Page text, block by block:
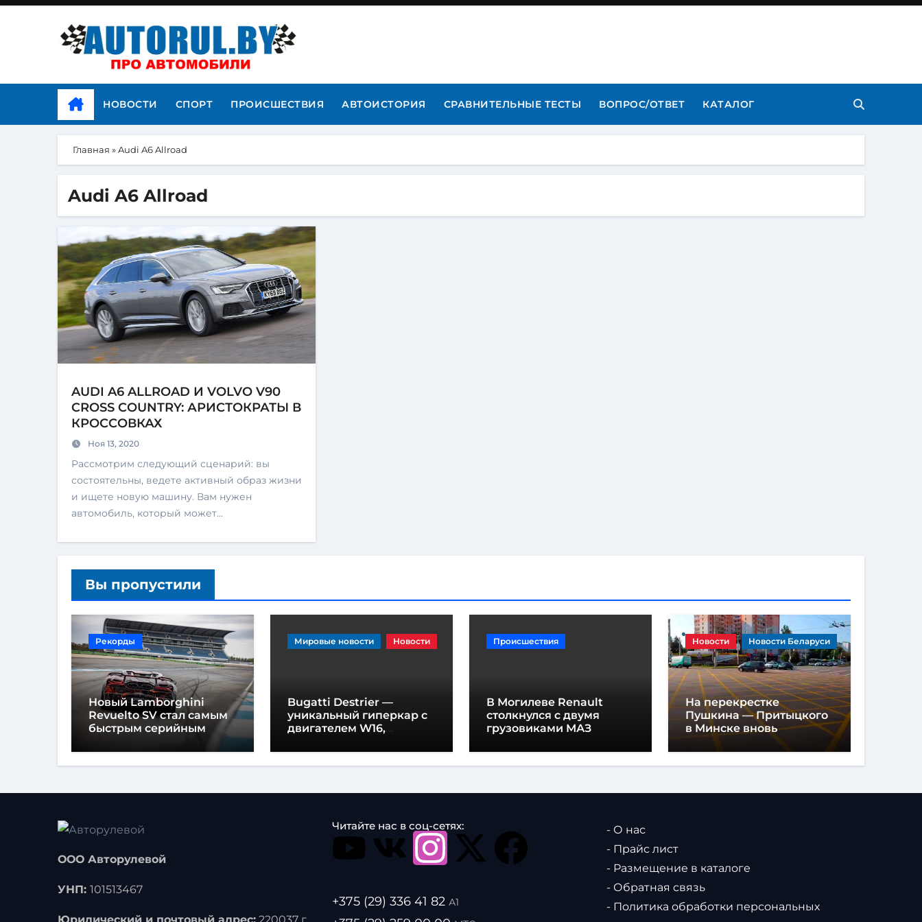
НОВОСТИ СПОРТ ПРОИСШЕСТВИЯ АВТОИСТОРИЯ СРАВНИТЕЛЬНЫЕ ТЕСТЫ ВОПРОС/ОТВЕТ КАТАЛОГ
Главная »Audi A6 Allroad
Audi A6 Allroad
AUDI A6 ALLROAD И VOLVO V90
CROSS COUNTRY: АРИСТОКРАТЫ В
КРОССОВКАХ
Ноя 13, 2020
Рассмотрим следующий сценарий: вы
состоятельны, ведете активный образ жизни
и ищете новую машину. Вам нужен
автомобиль, который может…
Вы пропустили
Рекорды
Новый Lamborghini
Revuelto SV стал самым
быстрым серийным
Хоккенхайме
Мировые новости Новости
Bugatti Destrier —
уникальный гиперкар с
двигателем W16,
лошадиных сил и
высотой всего один метр
Происшествия
В Могилеве Renault
столкнулся с двумя
грузовиками МАЗ
Новости Новости Беларуси
На перекрестке
Пушкина — Притыцкого
в Минске вновь
появилась «вафельная»
разметка
ООО Авторулевой
УНП: 101513467
Читайте нас в соц-сетях:
+375 (29) 336 41 82 А1
- О нас
- Прайс лист
- Размещение в каталоге
- Обратная связь
- Политика обработки персональных